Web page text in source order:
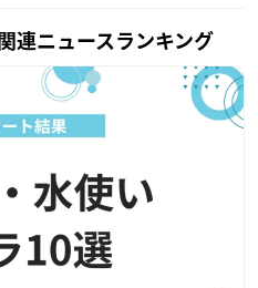
連ニュースランキング